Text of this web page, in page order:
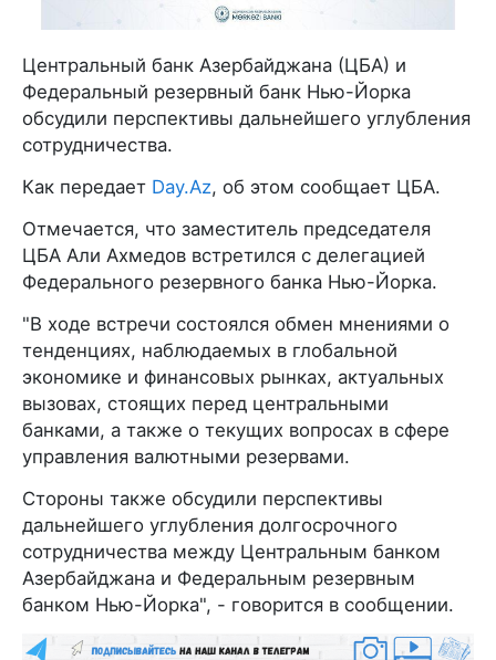
Центральный банк Азербайджана (ЦБА) и
Федеральный резервный банк Нью-Йорка
обсудили перспективы дальнейшего углубления
сотрудничества.
Как передает Day.Az, об этом сообщает ЦБА.
Отмечается, что заместитель председателя
ЦБА Али Ахмедов встретился с делегацией
Федерального резервного банка Нью-Йорка.
"В ходе встречи состоялся обмен мнениями о
тенденциях, наблюдаемых в глобальной
экономике и финансовых рынках, актуальных
вызовах, стоящих перед центральными
банками, а также о текущих вопросах в сфере
управления валютными резервами.
Стороны также обсудили перспективы
дальнейшего углубления долгосрочного
сотрудничества между Центральным банком
Азербайджана и Федеральным резервным
банком Нью-Йорка", - говорится в сообщении.